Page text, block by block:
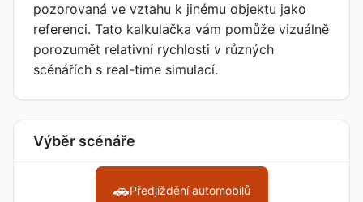
pozorovaná ve vztahu k jinému objektu jako
referenci. Tato kalkulačka vám pomůže vizuálně
porozumět relativní rychlosti v různých
scénářích s real-time simulací.
Výběr scénáře
🚗Předjíždění automobilů